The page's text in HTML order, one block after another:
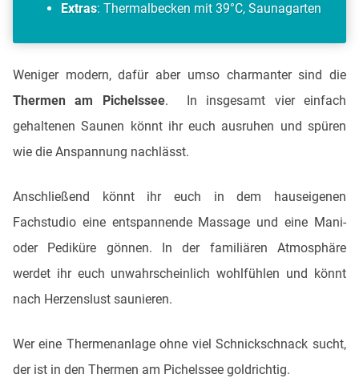
Extras: Thermalbecken mit 39°C, Saunagarten
Weniger modern, dafür aber umso charmanter sind die
Thermen am Pichelssee. In insgesamt vier einfach
gehaltenen Saunen könnt ihr euch ausruhen und spüren
wie die Anspannung nachlässt.
Anschließend könnt ihr euch in dem hauseigenen
Fachstudio eine entspannende Massage und eine Mani-
oder Pediküre gönnen. In der familiären Atmosphäre
werdet ihr euch unwahrscheinlich wohlfühlen und könnt
nach Herzenslust saunieren.
Wer eine Thermenanlage ohne viel Schnickschnack sucht,
der ist in den Thermen am Pichelssee goldrichtig.